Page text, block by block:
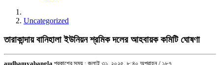
Uncategorized
তারাকান্দায় বানিহালা ইউনিয়ন শ্রমিক দলের আহবায়ক কমিটি ঘোষণা
audhamyabangla প্রকাশের সময় : জুলাই ৩১, ২০২৫, ৮:৪০ অপরাহ্ন / ১৮৭